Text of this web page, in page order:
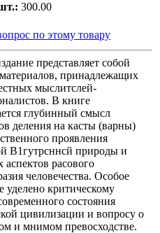
300.00
по этому товару
представляет собой
принадлежащих
мыслитслей-
В книге
глубинный смысл
деления на касты (варны)
проявления
В1гутрсннсй природы и
аспектов расового
человечества. Особое
уделено критическому
состояния
цивилизации и вопросу о
и мнимом превосходстве.